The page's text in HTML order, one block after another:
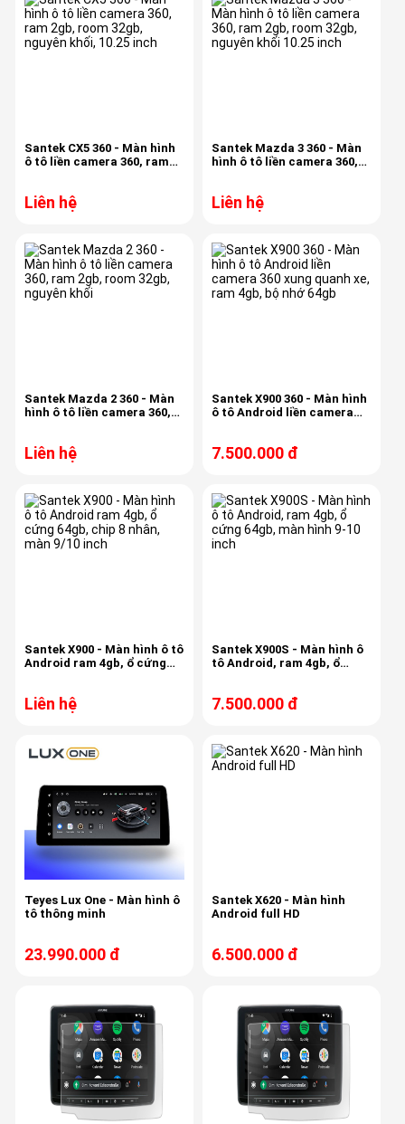
Santek CX5 360 - Màn hình
ô tô liền camera 360, ram
Liên hệ
Santek Mazda 3 360 - Màn
hình ô tô liền camera 360,
Liên hệ
Santek Mazda 2 360 - Màn
hình ô tô liền camera 360,
Liên hệ
Santek X900 360 - Màn hình
ô tô Android liền camera
7.500.000 đ
Santek X900 - Màn hình ô tô
Android ram 4gb, ổ cứng
Liên hệ
Santek X900S - Màn hình ô
tô Android, ram 4gb, ổ
7.500.000 đ
Teyes Lux One - Màn hình ô
tô thông minh
23.990.000 đ
Santek X620 - Màn hình
Android full HD
6.500.000 đ